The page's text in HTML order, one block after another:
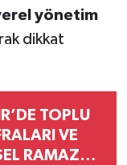
yönetim
dikkat
TOPLU
VE
RAMAZAN